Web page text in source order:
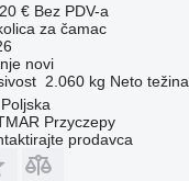
€ Bez PDV-a
za čamac
novi
2.060 kg Neto težina
Poljska
Przyczepy
prodavca